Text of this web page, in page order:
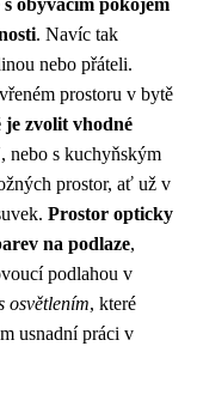
obývacím pokojem
. Navíc tak
nebo přáteli.
prostoru v bytě
je zvolit vhodné
nebo s kuchyňským
prostor, ať už v
Prostor opticky
na podlaze,
podlahou v
osvětlením, které
usnadní práci v